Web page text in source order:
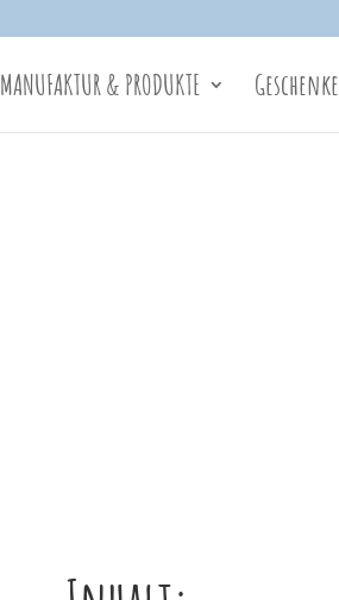
MANUFAKTUR & PRODUKTE Geschenke